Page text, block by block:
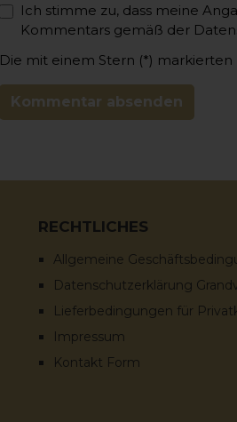
Ich stimme zu, dass meine
Kommentars gemäß der
Die mit einem Stern (*)
Kommentar absenden
RECHTLICHES
Allgemeine
Datenschutzerklärung
Lieferbedingungen für
Impressum
Kontakt Form